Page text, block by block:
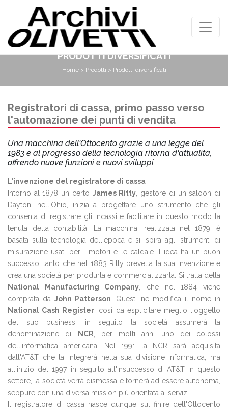
PRODOTTI DIVERSIFICATI
Home> Prodotti > Prodotti diversificati
Registratori di cassa, primo passo verso
l'automazione dei punti di vendita
Una macchina dell'Ottocento grazie a una legge del
1983 e al progresso della tecnologia ritorna d'attualità,
offrendo nuove funzioni e nuovi sviluppi
L'invenzione del registratore di cassa
Intorno al 1878 un certo James Ritty , gestore di un saloon di
Dayton, nell'Ohio, inizia a progettare uno strumento che gli
consenta di registrare gli incassi e facilitare in questo modo la
tenuta della contabilità. La macchina, realizzata nel 1879, è
basata sulla tecnologia dell'epoca e si ispira agli strumenti di
misurazione usati per i motori e le caldaie. L'idea ha un buon
successo, tanto che nel 1883 Ritty brevetta la sua invenzione e
crea una società per produrla e commercializzarla. Si tratta della
National Manufacturing Company , che nel 1884 viene
comprata daJohn Patterson . Questi ne modifica il nome in
National Cash Register , così da esplicitare meglio l'oggetto
del suo business; in seguito la società assumerà la
denominazione di
NCR , per molti anni uno dei colossi
dell'informatica americana. Nel 1991 la NCR sarà acquisita
dall'AT&T che la integrerà nella sua divisione informatica, ma
all'inizio del 1997, in seguito all'insuccesso di AT&T in questo
settore, la società verrà dismessa e tornerà ad essere autonoma,
seppure con una diversa mission più orientata ai servizi.
Il registratore di cassa nasce dunque sul finire dell'Ottocento